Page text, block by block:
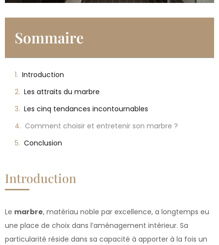
Sommaire
Introduction
Les attraits du marbre
Les cinq tendances incontournables
Comment choisir et entretenir son marbre ?
Conclusion
Introduction
Le marbre, matériau noble par excellence, a longtemps eu
une place de choix dans l’aménagement intérieur. Sa
particularité réside dans sa capacité à apporter à la fois un